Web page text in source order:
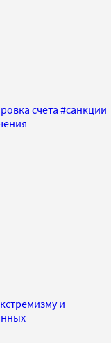
счета#санкции
и